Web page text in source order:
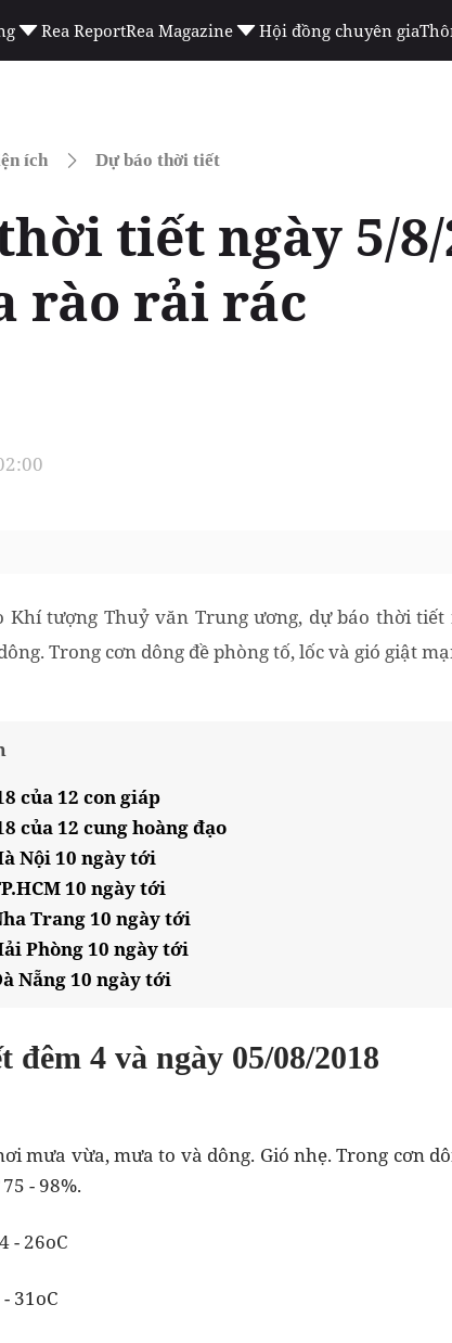
Rea ReportRea Magazine Hội đồng chuyên gia
ích Dự báo thời tiết
tiết ngày 5/8/
rào rải rác
Khí tượng Thuỷ văn Trung ương, dự báo thời
Trong cơn dông đề phòng tố, lốc và gió giật
của 12 con giáp
của 12 cung hoàng đạo
Nội 10 ngày tới
10 ngày tới
Trang 10 ngày tới
Phòng 10 ngày tới
Nẵng 10 ngày tới
đêm 4 và ngày 05/08/
mưa vừa, mưa to và dông. Gió nhẹ. Trong cơn
- 98%.
- 26oC
31oC